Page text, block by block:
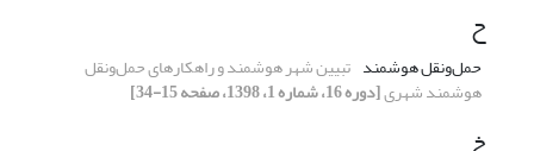
ح
حمل‌ونقل هوشمند تبیین شهر هوشمند و راهکارهای حمل‌ونقل
هوشمند شهری[دوره 16، شماره 1، 1398، صفحه 15-34]